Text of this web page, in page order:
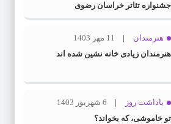
جشنواره تئاتر خراسان رضوی
هنرمندان
11 مهر 1403
هنرمندان زیادی خانه نشین شده اند
یاداشت روز
6 شهریور 1403
تو خاموشی، که بخواند؟